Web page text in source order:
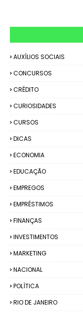
AUXÍLIOS SOCIAIS
CONCURSOS
CRÉDITO
CURIOSIDADES
CURSOS
DICAS
ECONOMIA
EDUCAÇÃO
EMPREGOS
EMPRÉSTIMOS
FINANÇAS
INVESTIMENTOS
MARKETING
NACIONAL
POLÍTICA
RIO DE JANEIRO